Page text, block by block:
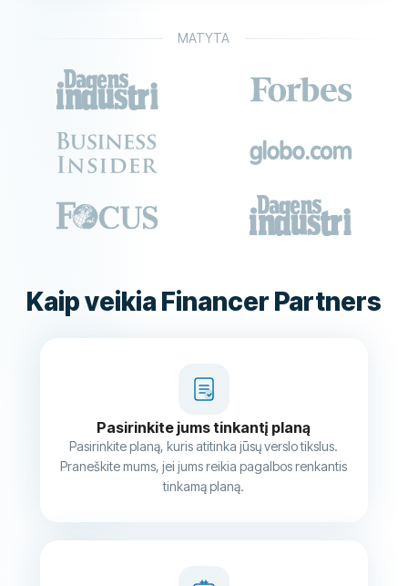
MATYTA
Kaip veikia Financer Partners
Pasirinkite jums tinkantį planą
Pasirinkite planą, kuris atitinka jūsų verslo tikslus.
Praneškite mums, jei jums reikia pagalbos renkantis
tinkamą planą.